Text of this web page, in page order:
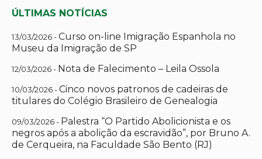
ÚLTIMAS NOTÍCIAS
13/03/2026 -Curso on-line Imigração Espanhola no
Museu da Imigração de SP
12/03/2026 - Nota de Falecimento – Leila Ossola
10/03/2026 -Cinco novos patronos de cadeiras de
titulares do Colégio Brasileiro de Genealogia
09/03/2026 - Palestra “O Partido Abolicionista e os
negros após a abolição da escravidão”, por Bruno A.
de Cerqueira, na Faculdade São Bento (RJ)